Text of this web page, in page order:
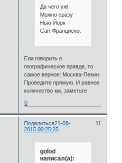
Да чего уж!
Можно сразу
Нью-Йорк -
Сан-Франциско.
Ели говорить о
географическое правде, то
самое верное: Москва-Пекин.
Проведите прямую. И равное
количество км, заметьте
0
Поделиться 11
21-08-
2015 00:25:25
golod
написал(а):